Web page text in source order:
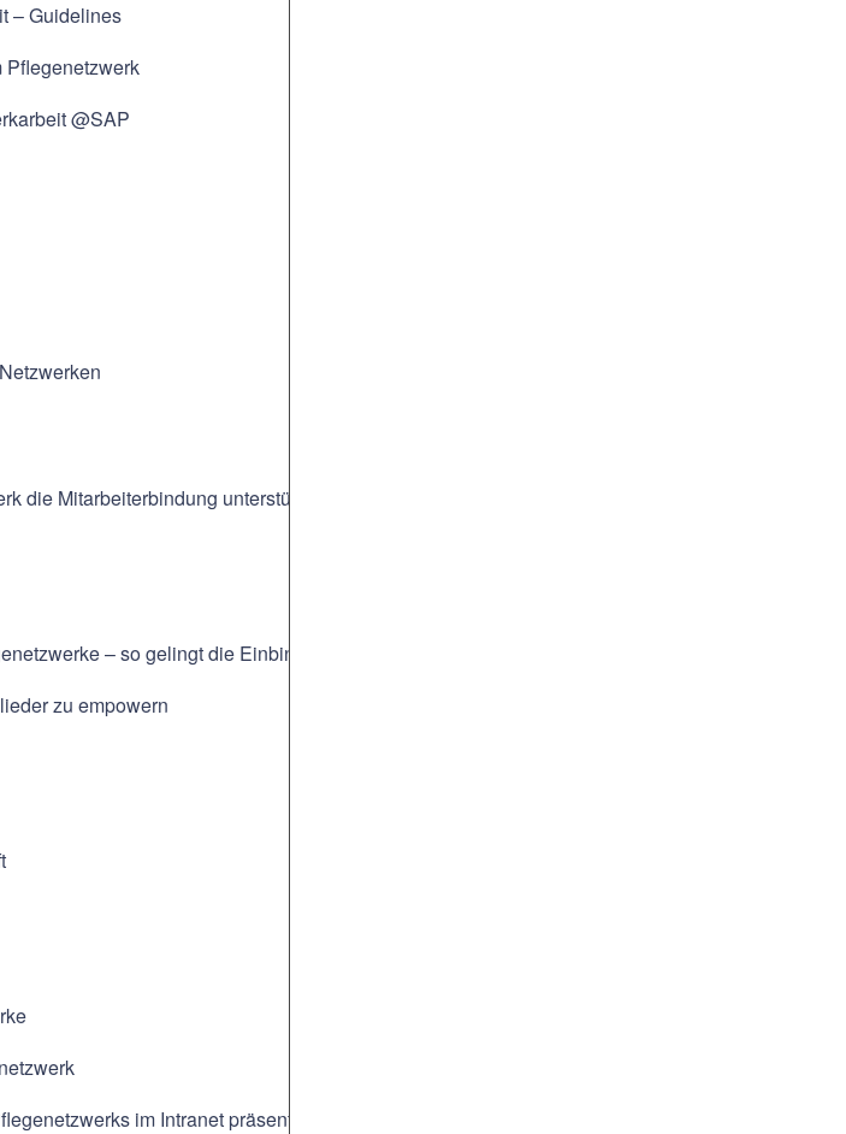
– Guidelines
Pflegenetzwerk
@SAP
die Mitarbeiterbindung unterstützen?
– so gelingt die Einbindung
zu empowern
im Intranet präsentieren